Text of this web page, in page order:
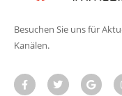
Besuchen Sie uns für
Kanälen.